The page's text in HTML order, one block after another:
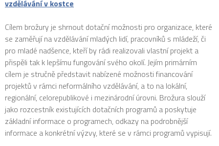
vzdělávání v kostce
Cílem brožury je shrnout dotační možnosti pro organizace, které
se zaměřují na vzdělávání mladých lidí, pracovníků s mládeží, či
pro mladé nadšence, kteří by rádi realizovali vlastní projekt a
přispěli tak k lepšímu fungování svého okolí. Jejím primárním
cílem je stručně představit nabízené možnosti financování
projektů v rámci neformálního vzdělávání, a to na lokální,
regionální, celorepublikové i mezinárodní úrovni. Brožura slouží
jako rozcestník existujících dotačních programů a poskytuje
základní informace o programech, odkazy na podrobnější
informace a konkrétní výzvy, které se v rámci programů vypisují.